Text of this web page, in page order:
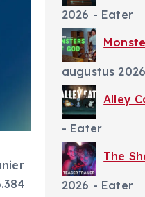
2026 - Eater
augustus 2026
Alley
- Eater
The
2026 - Eater